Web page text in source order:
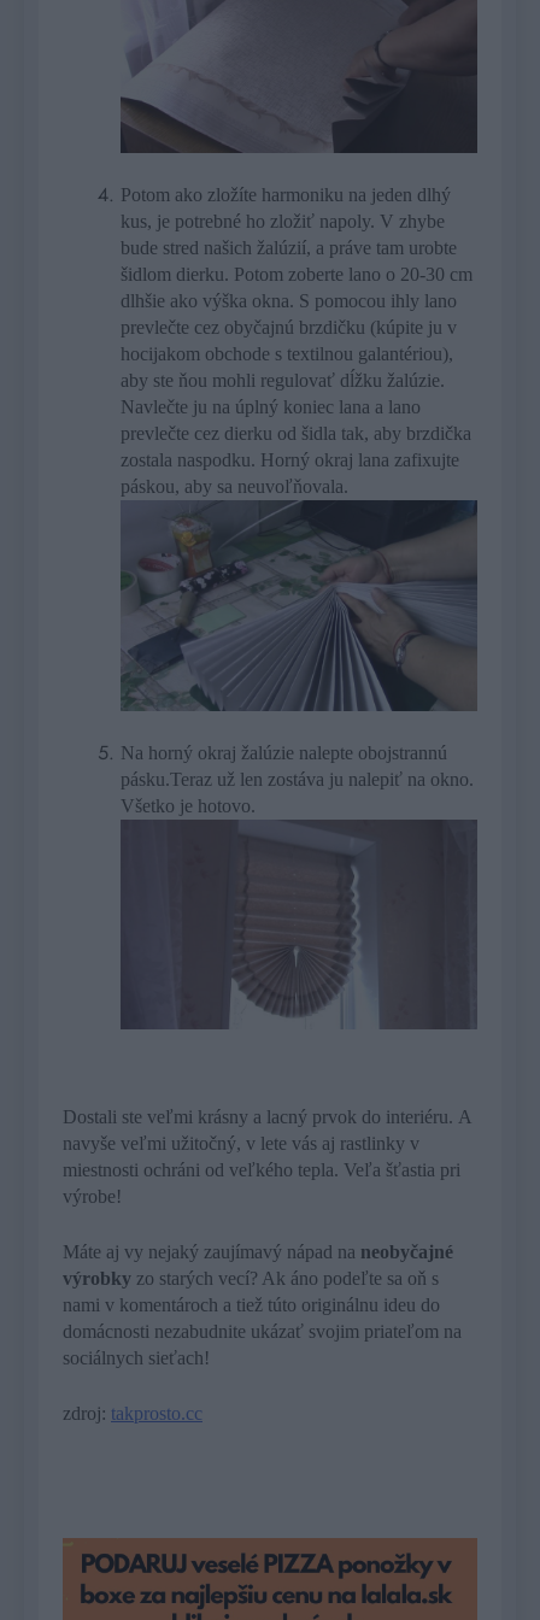
Potom ako zložíte harmoniku na jeden dlhý
kus, je potrebné ho zložiť napoly. V zhybe
bude stred našich žalúzií, a práve tam urobte
šidlom dierku. Potom zoberte lano o 20-30 cm
dlhšie ako výška okna. S pomocou ihly lano
prevlečte cez obyčajnú brzdičku (kúpite ju v
hocijakom obchode s textilnou galantériou),
aby ste ňou mohli regulovať dĺžku žalúzie.
Navlečte ju na úplný koniec lana a lano
prevlečte cez dierku od šidla tak, aby brzdička
zostala naspodku. Horný okraj lana zafixujte
páskou, aby sa neuvoľňovala.
Na horný okraj žalúzie nalepte obojstrannú
pásku.Teraz už len zostáva ju nalepiť na okno.
Všetko je hotovo.
Dostali ste veľmi krásny a lacný prvok do interiéru. A
navyše veľmi užitočný, v lete vás aj rastlinky v
miestnosti ochráni od veľkého tepla. Veľa šťastia pri
výrobe!
Máte aj vy nejaký zaujímavý nápad na neobyčajné
výrobky zo starých vecí? Ak áno podeľte sa oň s
nami v komentároch a tiež túto originálnu ideu do
domácnosti nezabudnite ukázať svojim priateľom na
sociálnych sieťach!
zdroj: takprosto.cc